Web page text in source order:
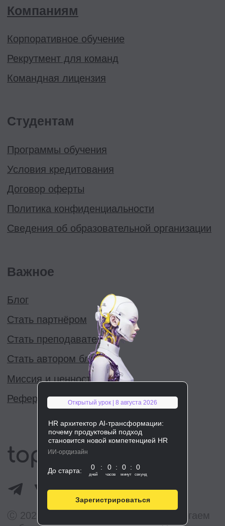
HR архитектор AI-трансформации:
почему продуктовый подход
становится новой компетенцией HR
Открытый урок | 8 августа 2026
Зарегистрироваться
До старта:
ИИ-оргдизайн
:
:
: 0
минут
0
секунд
0
0
дней часов